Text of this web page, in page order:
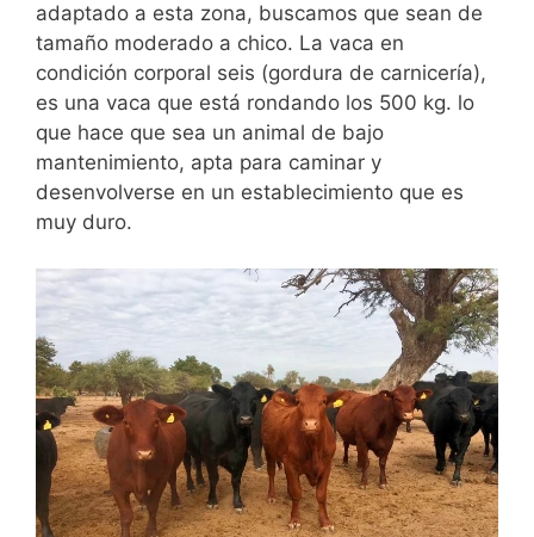
adaptado a esta zona, buscamos que sean de
tamaño moderado a chico. La vaca en
condición corporal seis (gordura de carnicería),
es una vaca que está rondando los 500 kg. lo
que hace que sea un animal de bajo
mantenimiento, apta para caminar y
desenvolverse en un establecimiento que es
muy duro.